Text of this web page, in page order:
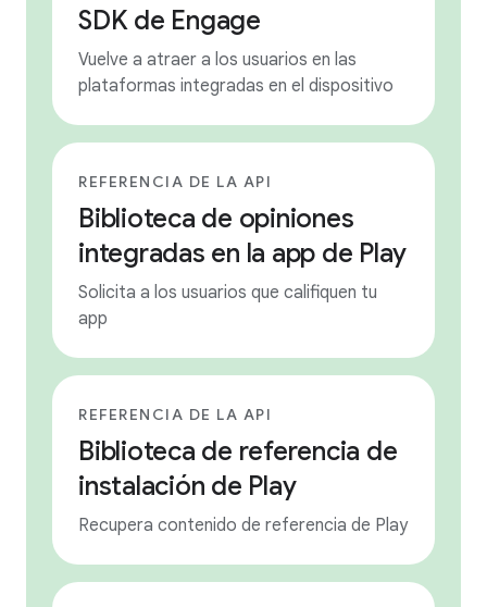
SDK de Engage
Vuelve a atraer a los usuarios en las
plataformas integradas en el dispositivo
REFERENCIA DE LA API
Biblioteca de opiniones
integradas en la app de Play
Solicita a los usuarios que califiquen tu
app
REFERENCIA DE LA API
Biblioteca de referencia de
instalación de Play
Recupera contenido de referencia de Play